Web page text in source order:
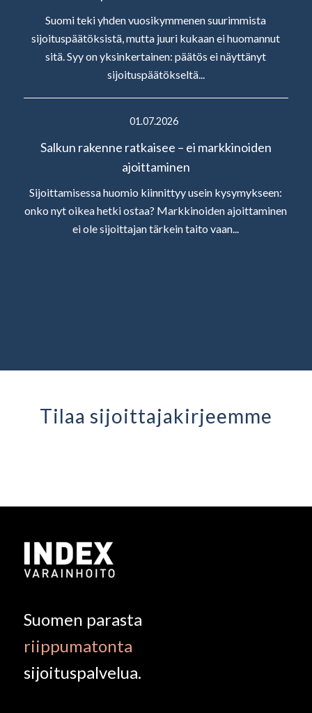
Suomi teki yhden vuosikymmenen suurimmista
sijoituspäätöksistä, mutta juuri kukaan ei huomannut
sitä. Syy on yksinkertainen: päätös ei näyttänyt
sijoituspäätökseltä...
01.07.2026
Salkun rakenne ratkaisee – ei markkinoiden
ajoittaminen
Sijoittamisessa huomio kiinnittyy usein kysymykseen:
onko nyt oikea hetki ostaa? Markkinoiden ajoittaminen
ei ole sijoittajan tärkein taito vaan...
Tilaa sijoittaja­kirjeemme
Suomen parasta
riippumatonta
sijoituspalvelua.